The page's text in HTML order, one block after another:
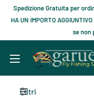
Spedizione Gratuita per
HA UN IMPORTO
se non
Filtri